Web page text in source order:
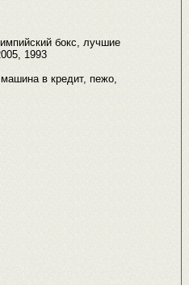
бокс, лучшие
1993
в кредит, пежо,